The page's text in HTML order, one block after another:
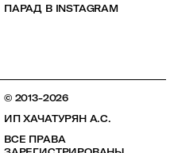
ПАРАД В INSTAGRAM
© 2013-2026
ИП ХАЧАТУРЯН А.С.
ВСЕ ПРАВА